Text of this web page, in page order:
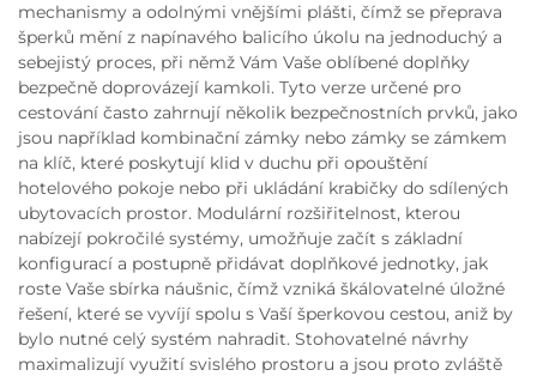
mechanismy a odolnými vnějšími plášti, čímž se přeprava
šperků mění z napínavého balicího úkolu na jednoduchý a
sebejistý proces, při němž Vám Vaše oblíbené doplňky
bezpečně doprovázejí kamkoli. Tyto verze určené pro
cestování často zahrnují několik bezpečnostních prvků, jako
jsou například kombinační zámky nebo zámky se zámkem
na klíč, které poskytují klid v duchu při opouštění
hotelového pokoje nebo při ukládání krabičky do sdílených
ubytovacích prostor. Modulární rozšiřitelnost, kterou
nabízejí pokročilé systémy, umožňuje začít s základní
konfigurací a postupně přidávat doplňkové jednotky, jak
roste Vaše sbírka náušnic, čímž vzniká škálovatelné úložné
řešení, které se vyvíjí spolu s Vaší šperkovou cestou, aniž by
bylo nutné celý systém nahradit. Stohovatelné návrhy
maximalizují využití svislého prostoru a jsou proto zvláště